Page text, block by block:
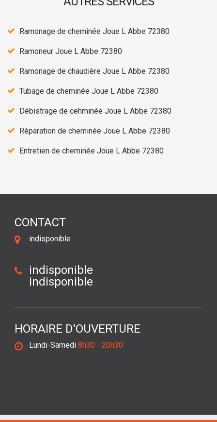
Ramonage de cheminée Joue L Abbe 72380
Ramoneur Joue L Abbe 72380
Ramonage de chaudière Joue L Abbe 72380
Tubage de cheminée Joue L Abbe 72380
Débistrage de cehminée Joue L Abbe 72380
Réparation de cheminée Joue L Abbe 72380
Entretien de cheminée Joue L Abbe 72380
CONTACT
indisponible
indisponible
indisponible
HORAIRE D'OUVERTURE
Lundi-Samedi 8h30 - 20h30